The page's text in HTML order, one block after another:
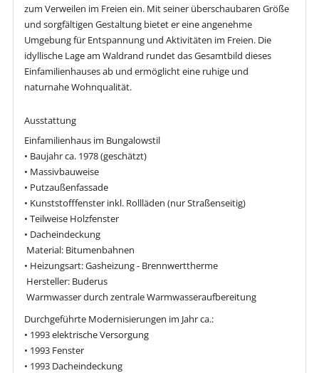
zum Verweilen im Freien ein. Mit seiner überschaubaren Größe
und sorgfältigen Gestaltung bietet er eine angenehme
Umgebung für Entspannung und Aktivitäten im Freien. Die
idyllische Lage am Waldrand rundet das Gesamtbild dieses
Einfamilienhauses ab und ermöglicht eine ruhige und
naturnahe Wohnqualität.
Ausstattung
Einfamilienhaus im Bungalowstil
• Baujahr ca. 1978 (geschätzt)
• Massivbauweise
• Putzaußenfassade
• Kunststofffenster inkl. Rollläden (nur Straßenseitig)
• Teilweise Holzfenster
• Dacheindeckung
­ Material: Bitumenbahnen
• Heizungsart: Gasheizung - Brennwerttherme
­ Hersteller: Buderus
­ Warmwasser durch zentrale Warmwasseraufbereitung
Durchgeführte Modernisierungen im Jahr ca.:
• 1993 elektrische Versorgung
• 1993 Fenster
• 1993 Dacheindeckung